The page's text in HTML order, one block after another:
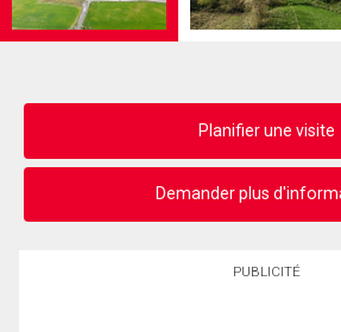
Planifier une visite
Demander plus
PUBLICITÉ